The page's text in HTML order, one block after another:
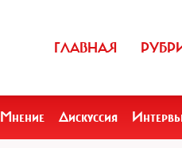
ГЛАВНАЯ
Мнение Дискуссия